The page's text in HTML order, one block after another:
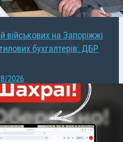
військових на Запоріжжі
бухгалтерів: ДБР
2026